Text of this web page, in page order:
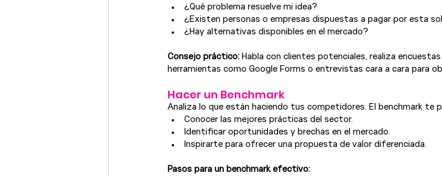
¿Qué problema resuelve mi idea?
¿Existen personas o empresas dispuestas a pagar por esta
¿Hay alternativas disponibles en el mercado?
Consejo práctico: Habla con clientes potenciales, realiza
herramientas como Google Forms o entrevistas cara a cara para
Hacer un Benchmark
Analiza lo que están haciendo tus competidores. El benchmark te
Conocer las mejores prácticas del sector.
Identificar oportunidades y brechas en el mercado.
Inspirarte para ofrecer una propuesta de valor diferenciada.
Pasos para un benchmark efectivo: